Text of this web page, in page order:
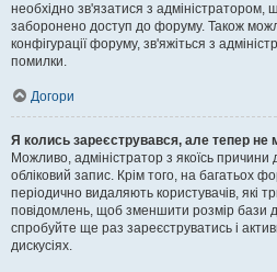
необхідно зв'язатися з адміністратором,
заборонено доступ до форуму. Також
конфігурації форуму, зв'яжіться з
помилки.
Догори
Я колись зареєструвався, але тепер не
Можливо, адміністратор з якоїсь
обліковий запис. Крім того, на багатьох
періодично видаляють користувачів, які
повідомлень, щоб зменшити розмір бази
спробуйте ще раз зареєструватись і
дискусіях.